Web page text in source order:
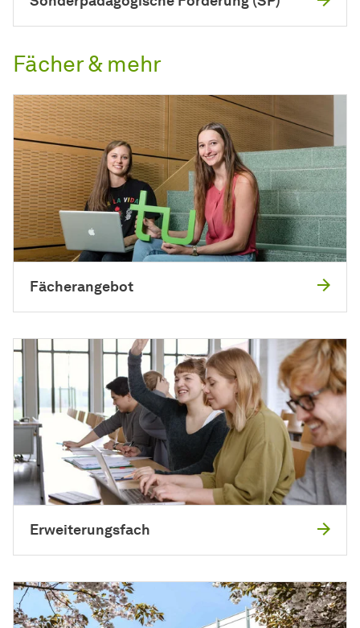
Fächer & mehr
Fächerangebot
Erweiterungsfach